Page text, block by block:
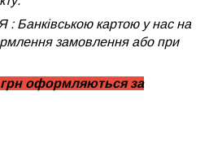
картою у нас на
замовлення або при
оформляються за